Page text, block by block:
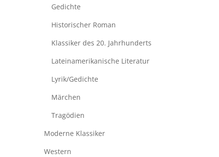
Gedichte
Historischer Roman
Klassiker des 20. Jahrhunderts
Lateinamerikanische Literatur
Lyrik/Gedichte
Märchen
Tragödien
Moderne Klassiker
Western